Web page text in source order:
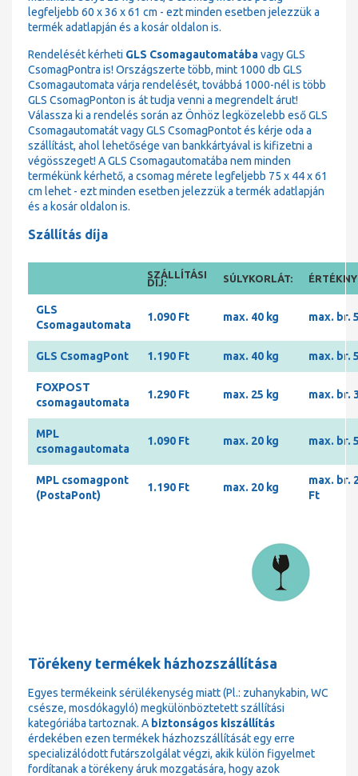
legfeljebb 60 x 36 x 61 cm - ezt minden esetben jelezzük a
termék adatlapján és a kosár oldalon is.
Rendelését kérheti GLS Csomagautomatábavagy GLS
CsomagPontra is! Országszerte több, mint 1000 db GLS
Csomagautomata várja rendelését, továbbá 1000-nél is több
GLS CsomagPonton is át tudja venni a megrendelt árut!
Válassza ki a rendelés során az Önhöz legközelebb eső GLS
Csomagautomatát vagy GLS CsomagPontot és kérje oda a
szállítást, ahol lehetősége van bankkártyával is kifizetni a
végösszeget! A GLS Csomagautomatába nem minden
termékünk kérhető, a csomag mérete legfeljebb 75 x 44 x 61
cm lehet - ezt minden esetben jelezzük a termék adatlapján
és a kosár oldalon is.
Szállítás díja
SZÁLLÍTÁSI
DÍJ: SÚLYKORLÁT:
GLS
Csomagautomata
1.090 Ft max. 40 kg max. br.
GLS CsomagPont 1.190 Ft max. 40 kg max. br.
FOXPOST
csomagautomata
1.290 Ft max. 25 kg max. br.
MPL
csomagautomata
1.090 Ft max. 20 kg max. br.
MPL csomagpont
(PostaPont)
1.190 Ft max. 20 kg
max. br.
Ft
Törékeny termékek házhozszállítása
Egyes termékeink sérülékenység miatt (Pl.: zuhanykabin, WC
csésze, mosdókagyló) megkülönböztetett szállítási
kategóriába tartoznak. A biztonságos kiszállítás
érdekében ezen termékek házhozszállítását egy erre
specializálódott futárszolgálat végzi, akik külön figyelmet
fordítanak a törékeny áruk mozgatására, hogy azok